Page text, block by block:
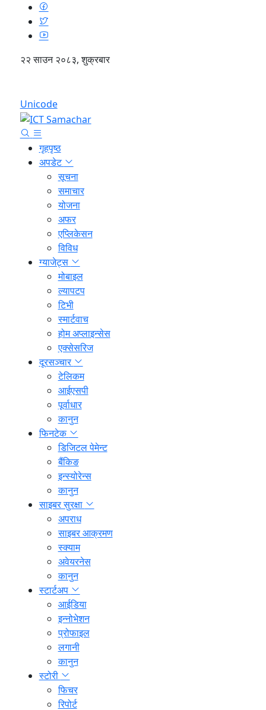
२२ साउन २०८३, शुक्रबार
Unicode
गृहपृष्ठ
अपडेट
सूचना
समाचार
योजना
अफर
एप्लिकेसन
विविध
ग्याजेट्स
मोबाइल
ल्यापटप
टिभी
स्मार्टवाच
होम अप्लाइन्सेस
एक्सेसरिज
दूरसञ्चार
टेलिकम
आईएसपी
पूर्वाधार
कानुन
फिनटेक
डिजिटल पेमेन्ट
बैंकिङ
इन्स्योरेन्स
कानुन
साइबर सुरक्षा
अपराध
साइबर आक्रमण
स्क्याम
अवेयरनेस
कानुन
स्टार्टअप
आईडिया
इन्नोभेशन
प्रोफाइल
लगानी
कानुन
स्टोरी
फिचर
रिपोर्ट